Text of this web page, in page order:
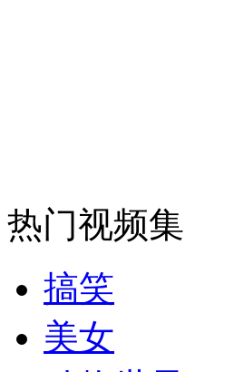
消防员救轻生者 花炮节热闹非凡
热门视频集
搞笑
美女